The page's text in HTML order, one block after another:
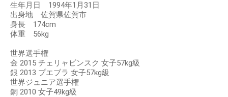
生年月日 1994年1月31日
出身地 佐賀県佐賀市
身長 174cm
体重 56kg
世界選手権
金 2015 チェリャビンスク 女子57kg級
銀 2013 プエブラ 女子57kg級
世界ジュニア選手権
銅 2010 女子49kg級